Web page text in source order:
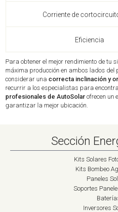
Corriente de
Eficiencia
Para obtener el mejor rendimiento de tu
máxima producción en ambos lados del
considerar una correcta inclinación y
recurrir a los especialistas para
profesionales de AutoSolar ofrecen un
garantizar la mejor ubicación.
Sección
Kits Solares
Kits Bombeo
Paneles
Soportes
Inversores